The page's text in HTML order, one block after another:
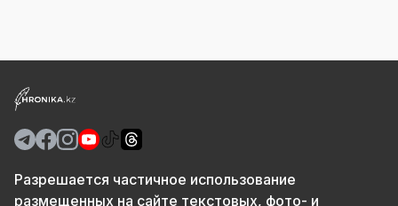
Разрешается частичное использование
размещенных на сайте текстовых, фото- и